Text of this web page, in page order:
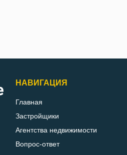
НАВИГАЦИЯ
Главная
Застройщики
Агентства недвижимости
Вопрос-ответ